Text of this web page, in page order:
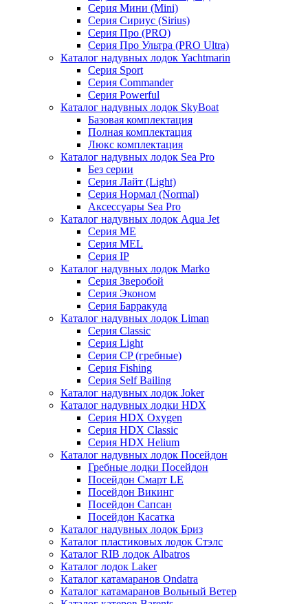
Серия Мини (Mini)
Серия Сириус (Sirius)
Серия Про (PRO)
Серия Про Ультра (PRO Ultra)
Каталог надувных лодок Yachtmarin
Серия Sport
Серия Commander
Серия Powerful
Каталог надувных лодок SkyBoat
Базовая комплектация
Полная комплектация
Люкс комплектация
Каталог надувных лодок Sea Pro
Без серии
Серия Лайт (Light)
Серия Нормал (Normal)
Аксессуары Sea Pro
Каталог надувных лодок Aqua Jet
Серия ME
Серия MEL
Серия IP
Каталог надувных лодок Marko
Серия Зверобой
Серия Эконом
Серия Барракуда
Каталог надувных лодок Liman
Серия Classic
Серия Light
Серия CP (гребные)
Серия Fishing
Серия Self Bailing
Каталог надувных лодок Joker
Каталог надувных лодки HDX
Серия HDX Oxygen
Серия HDX Classic
Серия HDX Helium
Каталог надувных лодок Посейдон
Гребные лодки Посейдон
Посейдон Смарт LE
Посейдон Викинг
Посейдон Сапсан
Посейдон Касатка
Каталог надувных лодок Бриз
Каталог пластиковых лодок Стэлс
Каталог RIB лодок Albatros
Каталог лодок Laker
Каталог катамаранов Ondatra
Каталог катамаранов Вольный Ветер